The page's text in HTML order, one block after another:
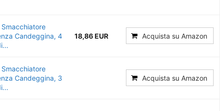
Candeggina, 4
18,86 EUR Acquista su Amazon
Candeggina, 3
Acquista su Amazon